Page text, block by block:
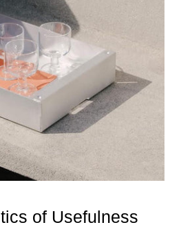
of Usefulness